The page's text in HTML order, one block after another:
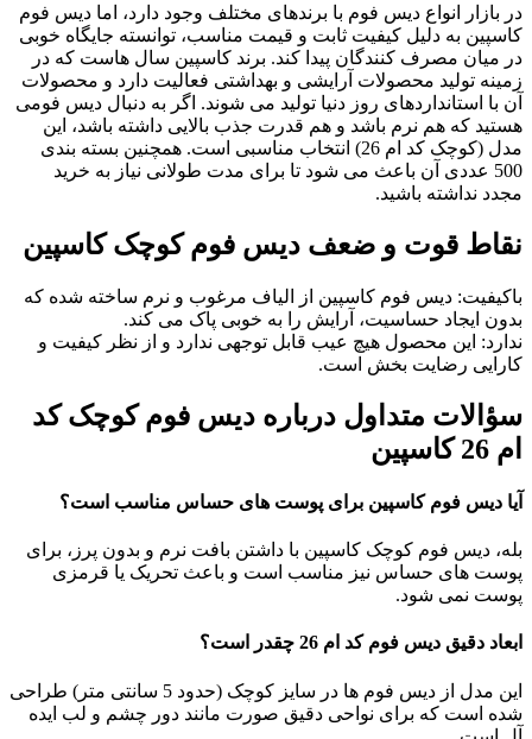
در بازار انواع دیس فوم با برندهای مختلف وجود دارد، اما دیس فوم
کاسپین به دلیل کیفیت ثابت و قیمت مناسب، توانسته جایگاه خوبی
در میان مصرف کنندگان پیدا کند. برند کاسپین سال هاست که در
زمینه تولید محصولات آرایشی و بهداشتی فعالیت دارد و محصولات
آن با استانداردهای روز دنیا تولید می شوند. اگر به دنبال دیس فومی
هستید که هم نرم باشد و هم قدرت جذب بالایی داشته باشد، این
مدل (کوچک کد ام 26) انتخاب مناسبی است. همچنین بسته بندی
500 عددی آن باعث می شود تا برای مدت طولانی نیاز به خرید
مجدد نداشته باشید.
نقاط قوت و ضعف دیس فوم کوچک کاسپین
باکیفیت: دیس فوم کاسپین از الیاف مرغوب و نرم ساخته شده که
بدون ایجاد حساسیت، آرایش را به خوبی پاک می کند.
ندارد: این محصول هیچ عیب قابل توجهی ندارد و از نظر کیفیت و
کارایی رضایت بخش است.
سؤالات متداول درباره دیس فوم کوچک کد
ام 26 کاسپین
آیا دیس فوم کاسپین برای پوست های حساس مناسب است؟
بله، دیس فوم کوچک کاسپین با داشتن بافت نرم و بدون پرز، برای
پوست های حساس نیز مناسب است و باعث تحریک یا قرمزی
پوست نمی شود.
ابعاد دقیق دیس فوم کد ام 26 چقدر است؟
این مدل از دیس فوم ها در سایز کوچک (حدود 5 سانتی متر) طراحی
شده است که برای نواحی دقیق صورت مانند دور چشم و لب ایده